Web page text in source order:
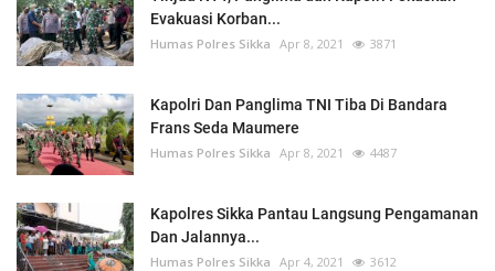
Evakuasi Korban...
Humas Polres Sikka Apr 8, 2021 3871
Kapolri Dan Panglima TNI Tiba Di Bandara
Frans Seda Maumere
Humas Polres Sikka Apr 8, 2021 4487
Kapolres Sikka Pantau Langsung Pengamanan
Dan Jalannya...
Humas Polres Sikka Apr 4, 2021 3612